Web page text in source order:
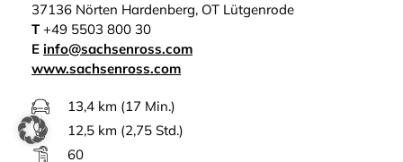
37136 Nörten Hardenberg, OT Lütgenrode
T+49 5503 800 30
E info@sachsenross.com
www.sachsenross.com
13,4 km (17 Min.)
12,5 km (2,75 Std.)
60